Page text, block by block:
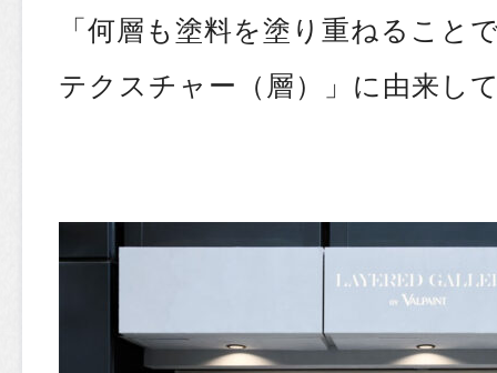
「何層も塗料を塗り重ねること
テクスチャー（層）」に由来し